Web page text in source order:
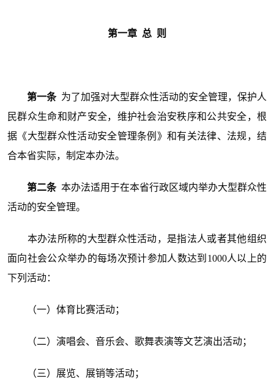
第一章 总 则
第一条为了加强对大型群众性活动的安全管理，保护人
民群众生命和财产安全，维护社会治安秩序和公共安全，根
据《大型群众性活动安全管理条例》和有关法律、法规，结
合本省实际，制定本办法。
第二条本办法适用于在本省行政区域内举办大型群众性
活动的安全管理。
本办法所称的大型群众性活动，是指法人或者其他组织
面向社会公众举办的每场次预计参加人数达到1000人以上的
下列活动：
（一）体育比赛活动；
（二）演唱会、音乐会、歌舞表演等文艺演出活动；
（三）展览、展销等活动；